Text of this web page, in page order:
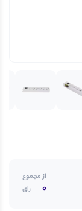
از مجموع
0 رای